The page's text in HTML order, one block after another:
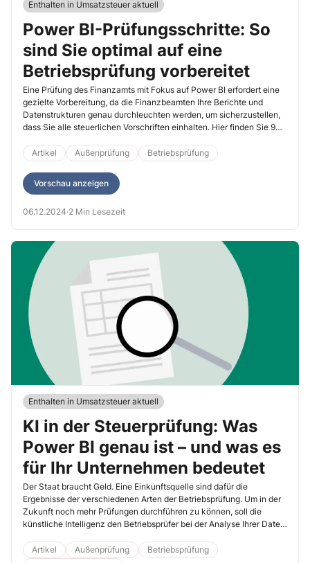
Enthalten in Umsatzsteuer aktuell
Power BI-Prüfungsschritte: So
sind Sie optimal auf eine
Betriebsprüfung vorbereitet
Eine Prüfung des Finanzamts mit Fokus auf Power BI erfordert eine
gezielte Vorbereitung, da die Finanzbeamten Ihre Berichte und
Datenstrukturen genau durchleuchten werden, um sicherzustellen,
dass Sie alle steuerlichen Vorschriften einhalten. Hier finden Sie 9
Artikel
Außenprüfung Betriebsprüfung
Vorschau anzeigen
06.12.2024·2 Min Lesezeit
Enthalten in Umsatzsteuer aktuell
KI in der Steuerprüfung: Was
Power BI genau ist – und was es
für Ihr Unternehmen bedeutet
Der Staat braucht Geld. Eine Einkunftsquelle sind dafür die
Ergebnisse der verschiedenen Arten der Betriebsprüfung. Um in der
Zukunft noch mehr Prüfungen durchführen zu können, soll die
künstliche Intelligenz den Betriebsprüfer bei der Analyse Ihrer Daten
leisten soll.
Artikel Außenprüfung
Betriebsprüfung